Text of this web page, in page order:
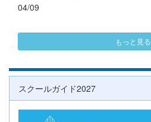
04/09
もっと見る
スクールガイド2027